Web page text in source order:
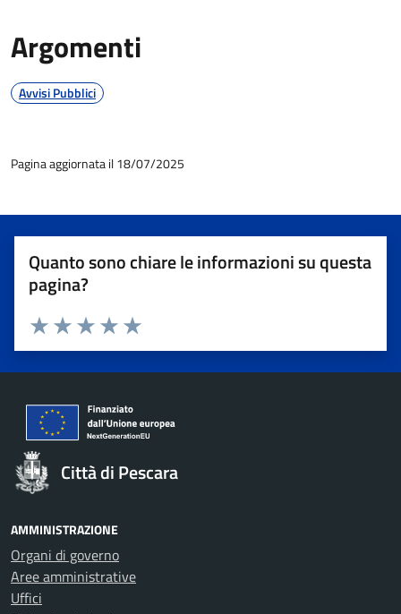
Argomenti
Avvisi Pubblici
Pagina aggiornata il 18/07/2025
Quanto sono chiare le informazioni su questa
pagina?
Valuta 5 stelle su 5
Valuta 4 stelle su 5
Valuta 3 stelle su 5
Valuta 2 stelle su 5
Valuta 1 stelle su 5
Città di Pescara
AMMINISTRAZIONE
Organi di governo
Aree amministrative
Uffici